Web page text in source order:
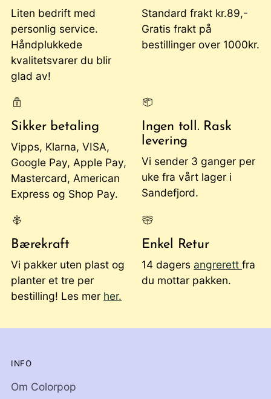
Liten bedrift med
personlig service.
Håndplukkede
kvalitetsvarer du blir
glad av!
Standard frakt kr.89,-
Gratis frakt på
bestillinger over 1000kr.
Sikker betaling
Vipps, Klarna, VISA,
Google Pay, Apple Pay,
Mastercard, American
Express og Shop Pay.
Ingen toll. Rask
levering
Vi sender 3 ganger per
uke fra vårt lager i
Sandefjord.
Bærekraft
Vi pakker uten plast og
planter et tre per
bestilling! Les mer her.
Enkel Retur
14 dagers angrerett fra
du mottar pakken.
INFO
Om Colorpop